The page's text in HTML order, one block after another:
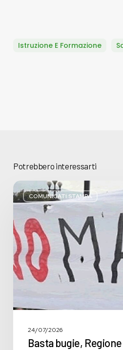
Istruzione E Formazione
Potrebbero interessarti
COMUNICATI STAMPA
Basta
bugie,
Regione
Lombardia
pratica
l’antimafia
solo
a
parole
24/07/2026
Basta bugie,